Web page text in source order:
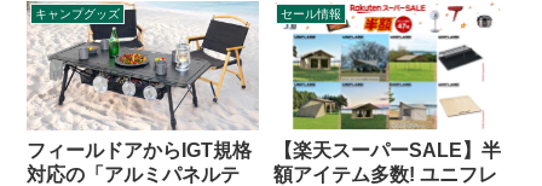
キャンプグッズ
フィールドアからIGT規格
対応の「アルミパネルテ
セール情報
【楽天スーパーSALE】半
額アイテム多数! ユニフレ